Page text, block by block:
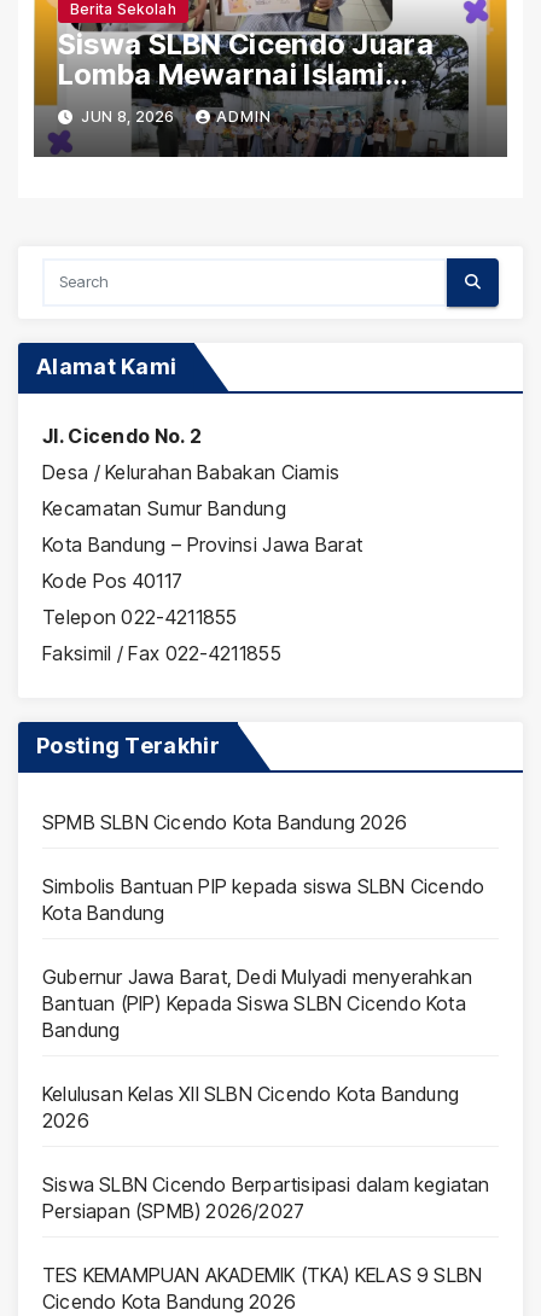
Berita Sekolah
Siswa SLBN Cicendo Juara
Lomba Mewarnai Islami
Gerakan Pramuka Tingkat
Kwaran Sumur Bandung
JUN 8, 2026 ADMIN
Alamat Kami
Jl. Cicendo No. 2
Desa / Kelurahan Babakan Ciamis
Kecamatan Sumur Bandung
Kota Bandung – Provinsi Jawa Barat
Kode Pos 40117
Telepon 022-4211855
Faksimil / Fax 022-4211855
Posting Terakhir
SPMB SLBN Cicendo Kota Bandung 2026
Simbolis Bantuan PIP kepada siswa SLBN Cicendo
Kota Bandung
Gubernur Jawa Barat, Dedi Mulyadi menyerahkan
Bantuan (PIP) Kepada Siswa SLBN Cicendo Kota
Bandung
Kelulusan Kelas XII SLBN Cicendo Kota Bandung
2026
Siswa SLBN Cicendo Berpartisipasi dalam kegiatan
Persiapan (SPMB) 2026/2027
TES KEMAMPUAN AKADEMIK (TKA) KELAS 9 SLBN
Cicendo Kota Bandung 2026